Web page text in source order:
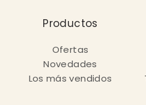
Productos
Ofertas
Novedades
Los más vendidos